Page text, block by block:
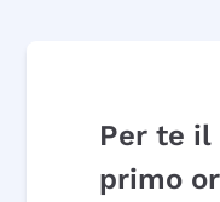
Per te il
primo